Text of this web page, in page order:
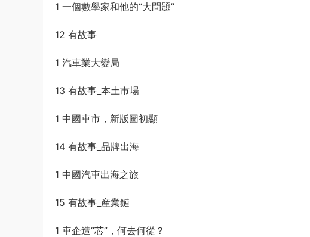
1 一個數學家和他的“大問題”
12 有故事
1 汽車業大變局
13 有故事_本土市場
1 中國車市，新版圖初顯
14 有故事_品牌出海
1 中國汽車出海之旅
15 有故事_産業鏈
1 車企造“芯”，何去何從？